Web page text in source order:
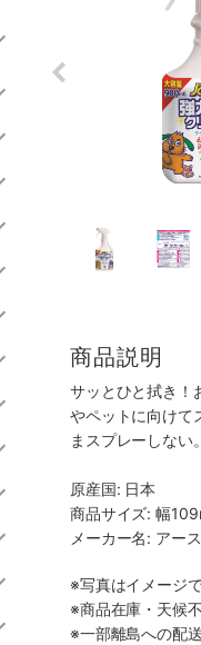
商品説明
サッとひと拭き！
やペットに向けて
まスプレーしない
原産国: 日本
商品サイズ: 幅
メーカー名: アー
※写真はイメージ
※商品在庫・天候
※一部離島への配